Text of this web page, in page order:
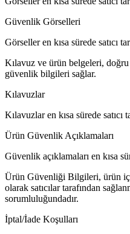
Güvenlik Görselleri
Görseller en kısa sürede satıcı
Kılavuz ve ürün belgeleri,
güvenlik bilgileri sağlar.
Kılavuzlar
Kılavuzlar en kısa sürede satıcı
Ürün Güvenlik Açıklamaları
Güvenlik açıklamaları en kısa
Ürün Güvenliği Bilgileri, ürün
olarak satıcılar tarafından
sorumluluğundadır.
İptal/İade Koşulları